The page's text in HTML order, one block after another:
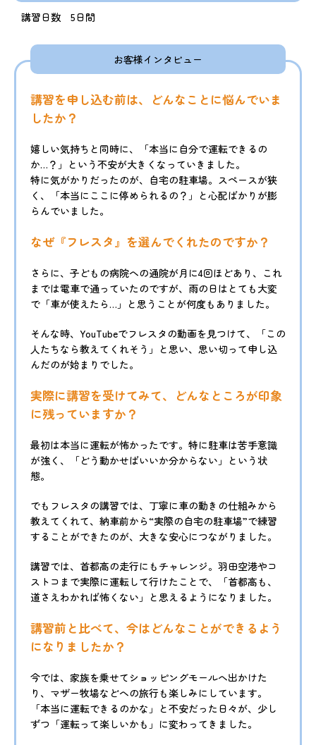
講習日数 5日間
お客様インタビュー
講習を申し込む前は、どんなことに悩んでいま
したか？
嬉しい気持ちと同時に、「本当に自分で運転できるの
か…？」という不安が大きくなっていきました。
特に気がかりだったのが、自宅の駐車場。スペースが狭
く、「本当にここに停められるの？」と心配ばかりが膨
らんでいました。
なぜ『フレスタ』を選んでくれたのですか？
さらに、子どもの病院への通院が月に4回ほどあり、これ
までは電車で通っていたのですが、雨の日はとても大変
で「車が使えたら…」と思うことが何度もありました。
そんな時、YouTubeでフレスタの動画を見つけて、「この
人たちなら教えてくれそう」と思い、思い切って申し込
んだのが始まりでした。
実際に講習を受けてみて、どんなところが印象
に残っていますか？
最初は本当に運転が怖かったです。特に駐車は苦手意識
が強く、「どう動かせばいいか分からない」という状
態。
でもフレスタの講習では、丁寧に車の動きの仕組みから
教えてくれて、納車前から“実際の自宅の駐車場”で練習
することができたのが、大きな安心につながりました。
講習では、首都高の走行にもチャレンジ。羽田空港やコ
ストコまで実際に運転して行けたことで、「首都高も、
道さえわかれば怖くない」と思えるようになりました。
講習前と比べて、今はどんなことができるよう
になりましたか？
今では、家族を乗せてショッピングモールへ出かけた
り、マザー牧場などへの旅行も楽しみにしています。
「本当に運転できるのかな」と不安だった日々が、少し
ずつ「運転って楽しいかも」に変わってきました。